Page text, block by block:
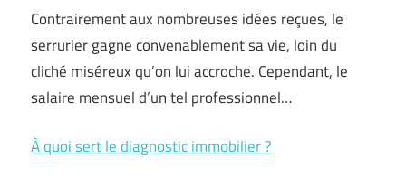
Contrairement aux nombreuses idées reçues, le
serrurier gagne convenablement sa vie, loin du
cliché miséreux qu’on lui accroche. Cependant, le
salaire mensuel d’un tel professionnel…
À quoi sert le diagnostic immobilier ?